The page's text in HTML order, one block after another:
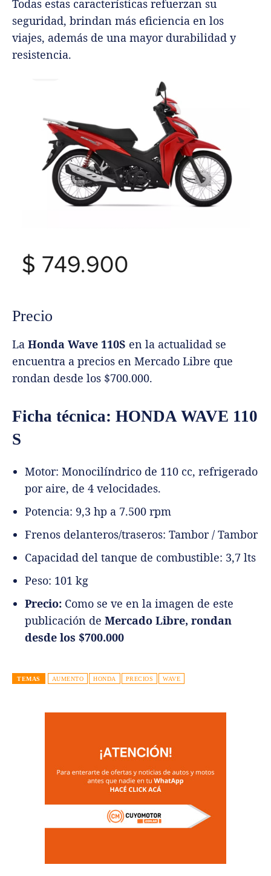
Todas estas características refuerzan su
seguridad, brindan más eficiencia en los
viajes, además de una mayor durabilidad y
resistencia.
Precio
La Honda Wave 110S en la actualidad se
encuentra a precios en Mercado Libre que
rondan desde los $700.000.
Ficha técnica: HONDA WAVE 110
S
Motor: Monocilíndrico de 110 cc, refrigerado
por aire, de 4 velocidades.
Potencia: 9,3 hp a 7.500 rpm
Frenos delanteros/traseros: Tambor / Tambor
Capacidad del tanque de combustible: 3,7 lts
Peso: 101 kg
Precio: Como se ve en la imagen de este
publicación de Mercado Libre, rondan
desde los $700.000
TEMAS AUMENTO HONDA PRECIOS WAVE